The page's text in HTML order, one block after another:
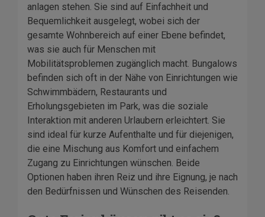
anlagen stehen. Sie sind auf Einfachheit und
Bequemlichkeit ausgelegt, wobei sich der
gesamte Wohnbereich auf einer Ebene befindet,
was sie auch für Menschen mit
Mobilitätsproblemen zugänglich macht. Bungalows
befinden sich oft in der Nähe von Einrichtungen wie
Schwimmbädern, Restaurants und
Erholungsgebieten im Park, was die soziale
Interaktion mit anderen Urlaubern erleichtert. Sie
sind ideal für kurze Aufenthalte und für diejenigen,
die eine Mischung aus Komfort und einfachem
Zugang zu Einrichtungen wünschen. Beide
Optionen haben ihren Reiz und ihre Eignung, je nach
den Bedürfnissen und Wünschen des Reisenden.